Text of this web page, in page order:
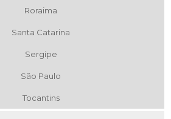
Roraima
Santa Catarina
Sergipe
São Paulo
Tocantins